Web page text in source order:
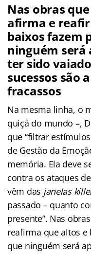
Nas obras
afirma e
baixos fazem
ninguém será
ter sido
sucessos são
fracassos
Na mesma linha, o
quiçá do mundo –,
que “filtrar
de Gestão da
memória. Ela deve
contra os ataques
vêm das janelas
passado – quanto
presente”. Nas
reafirma que altos e
que ninguém será